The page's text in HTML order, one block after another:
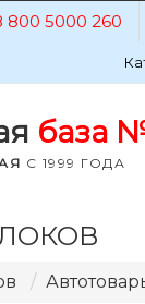
800 5000 260
база
С 1999 ГОДА